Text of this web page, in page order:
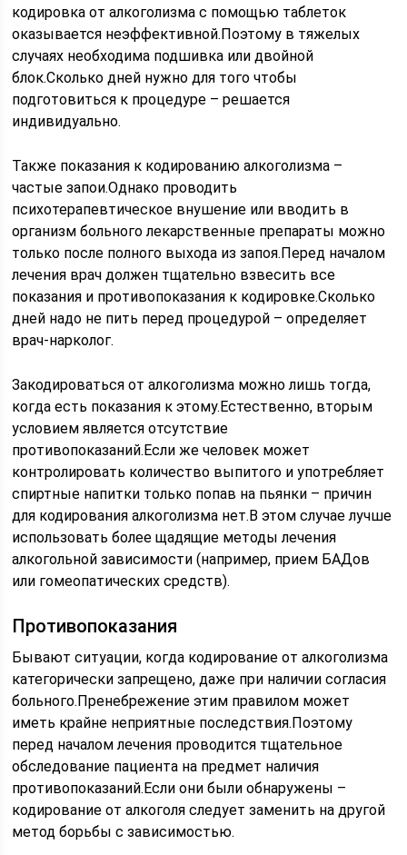
кодировка от алкоголизма с помощью таблеток
оказывается неэффективной.Поэтому в тяжелых
случаях необходима подшивка или двойной
блок.Сколько дней нужно для того чтобы
подготовиться к процедуре – решается
индивидуально.
Также показания к кодированию алкоголизма –
частые запои.Однако проводить
психотерапевтическое внушение или вводить в
организм больного лекарственные препараты можно
только после полного выхода из запоя.Перед началом
лечения врач должен тщательно взвесить все
показания и противопоказания к кодировке.Сколько
дней надо не пить перед процедурой – определяет
врач-нарколог.
Закодироваться от алкоголизма можно лишь тогда,
когда есть показания к этому.Естественно, вторым
условием является отсутствие
противопоказаний.Если же человек может
контролировать количество выпитого и употребляет
спиртные напитки только попав на пьянки – причин
для кодирования алкоголизма нет.В этом случае лучше
использовать более щадящие методы лечения
алкогольной зависимости (например, прием БАДов
или гомеопатических средств).
Противопоказания
Бывают ситуации, когда кодирование от алкоголизма
категорически запрещено, даже при наличии согласия
больного.Пренебрежение этим правилом может
иметь крайне неприятные последствия.Поэтому
перед началом лечения проводится тщательное
обследование пациента на предмет наличия
противопоказаний.Если они были обнаружены –
кодирование от алкоголя следует заменить на другой
метод борьбы с зависимостью.